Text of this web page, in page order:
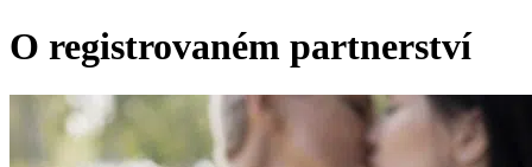
O registrovaném partnerství